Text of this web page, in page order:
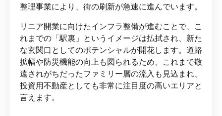
整理事業により、街の刷新が急速に進んでいます。
リニア開業に向けたインフラ整備が進むことで、こ
れまでの「駅裏」というイメージは払拭され、新た
な玄関口としてのポテンシャルが開花します。道路
拡幅や防災機能の向上も図られるため、これまで敬
遠されがちだったファミリー層の流入も見込まれ、
投資用不動産としても非常に注目度の高いエリアと
言えます。